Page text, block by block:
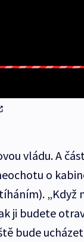
vládu. A
o
„Když
ji budete
bude